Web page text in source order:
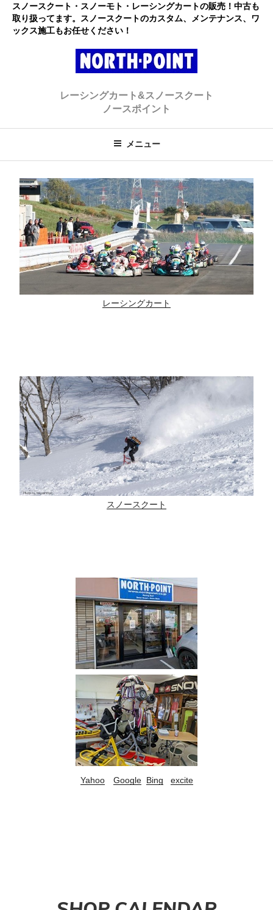
プ
スノースクート・スノーモト・レーシングカートの販売！中古も
取り扱ってます。スノースクートのカスタム、メンテナンス、ワ
ックス施工もお任せください！
ト ノースポイント
レーシングカート&スノースクート
ノースポイント
メニュー
レーシングカート
スノースクート
Yahoo Google Bing excite